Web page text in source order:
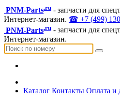
PNM-Parts.ru - запчасти для
Интернет-магазин. ☎ +7 (499)
PNM-Parts.ru - запчасти для
Интернет-магазин.
Каталог Контакты Оплата и